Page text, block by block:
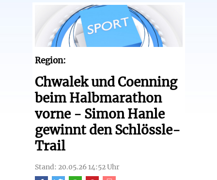
Region:
Chwalek und Coenning
beim Halbmarathon
vorne - Simon Hanle
gewinnt den Schlössle-
Trail
Stand: 20.05.26 14:52 Uhr